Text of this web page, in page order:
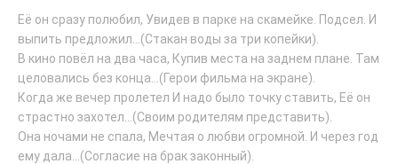
#
КОНТАКТЫ
Её он сразу полюбил, Увидев в парке на скамейке. Подсел. И
выпить предложил...(Стакан воды за три копейки).
В кино повёл на два часа, Купив места на заднем плане. Там
целовались без конца...(Герои фильма на экране).
Когда же вечер пролетел И надо было точку ставить, Её он
страстно захотел...(Своим родителям представить).
Она ночами не спала, Мечтая о любви огромной. И через год
ему дала...(Согласие на брак законный).